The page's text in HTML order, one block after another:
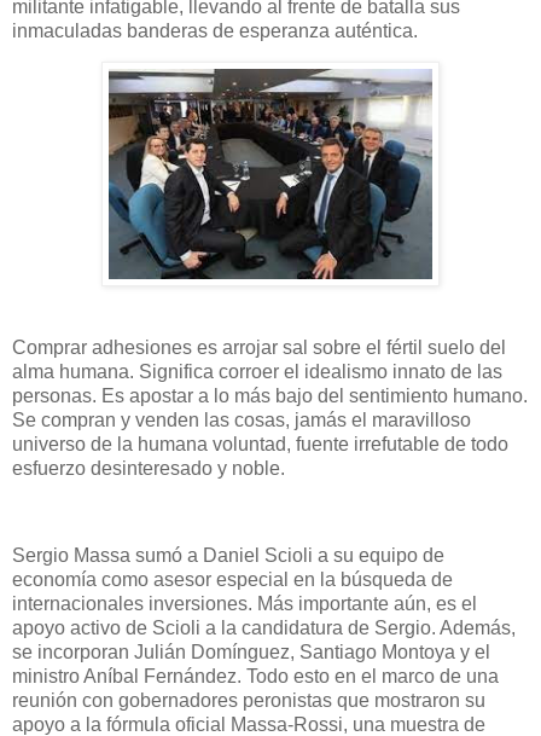
militante infatigable, llevando al frente de batalla sus
inmaculadas banderas de esperanza auténtica.
Comprar adhesiones es arrojar sal sobre el fértil suelo del
alma humana. Significa corroer el idealismo innato de las
personas. Es apostar a lo más bajo del sentimiento humano.
Se compran y venden las cosas, jamás el maravilloso
universo de la humana voluntad, fuente irrefutable de todo
esfuerzo desinteresado y noble.
Sergio Massa sumó a Daniel Scioli a su equipo de
economía como asesor especial en la búsqueda de
internacionales inversiones. Más importante aún, es el
apoyo activo de Scioli a la candidatura de Sergio. Además,
se incorporan Julián Domínguez, Santiago Montoya y el
ministro Aníbal Fernández. Todo esto en el marco de una
reunión con gobernadores peronistas que mostraron su
apoyo a la fórmula oficial Massa-Rossi, una muestra de